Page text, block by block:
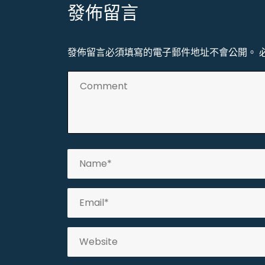
覽
發佈留言
發佈留言必須填寫的電子郵件地址不會公開。